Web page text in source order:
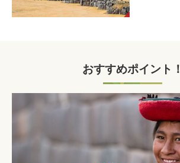
おすすめポイント！